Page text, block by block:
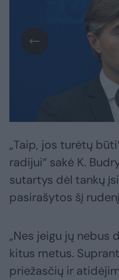
„Taip, jos turėtų
radijui“ sakė K.
sutartys dėl tankų
pasirašytos šį
„Nes jeigu jų nebus
kitus metus.
priežasčių ir